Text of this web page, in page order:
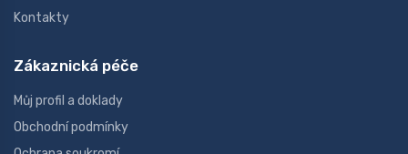
Kontakty
Zákaznická péče
Můj profil a doklady
Obchodní podmínky